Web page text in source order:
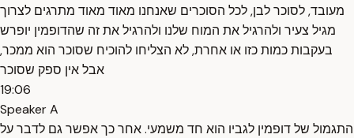
מעובד, לסוכר לבן, לכל הסוכרים שאנחנו מאוד מאוד מתרגים לצרוך
מגיל צעיר ולהרגיל את המוח שלנו ולהרגיל את זה שהדופמין יופרש
בעקבות כמות כזו או אחרת, לא הצליחו להוכיח שסוכר הוא ממכר,
אבל אין ספק שסוכר
19:06
Speaker A
התגמול של דופמין לגביו הוא חד משמעי. אחר כך אפשר גם לדבר על